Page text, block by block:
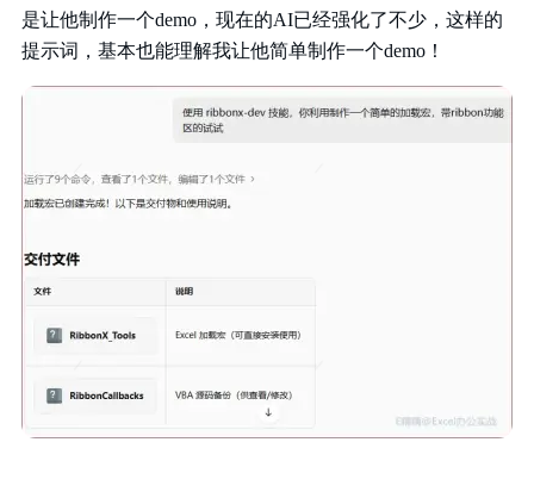
是让他制作一个demo，现在的AI已经强化了不少，这样的
提示词，基本也能理解我让他简单制作一个demo！